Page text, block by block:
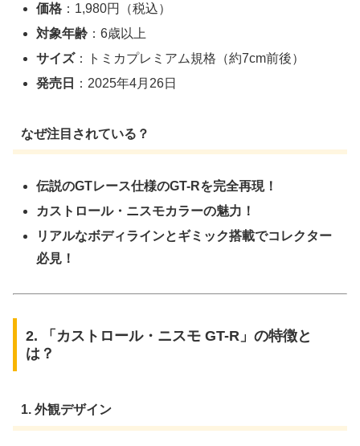
価格 ：1,980円（税込）
対象年齢 ：6歳以上
サイズ：トミカプレミアム規格（約7cm前後）
発売日
：2025年4月26日
なぜ注目されている？
伝説のGTレース仕様のGT-Rを完全再現！
カストロール・ニスモカラーの魅力！
リアルなボディラインとギミック搭載でコレクター
必見！
2. 「カストロール・ニスモ GT-R」の特徴と
は？
1. 外観デザイン